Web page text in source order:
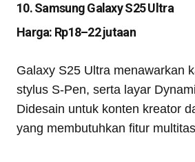
10. Samsung Galaxy S25 Ultra
Harga: Rp18–22 jutaan
Galaxy S25 Ultra menawarkan
stylus S-Pen, serta layar
Didesain untuk konten kreator
yang membutuhkan fitur